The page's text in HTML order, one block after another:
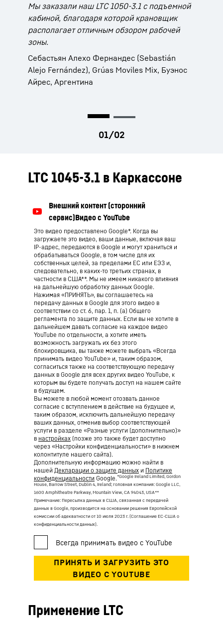
Мы заказали наш LTC 1050-3.1 с подъемной
кабиной, благодаря которой крановщик
располагает отличным обзором рабочей
зоны.
Себастьян Алехо Фернандес (Sebastián
Alejo Fernández), Grúas Moviles Mix, Буэнос
Айрес, Аргентина
Небольшой и маневренный, пунктуальный и
точный! Мы заказали наш LTC 1050-3.1 с
подъемной кабиной, поскольку с ней наш
оператор располагает отличным обзором
строительной площадки. Кроме того,
система VarioBase® и камера контроля
Петр Валигора (Peter Waligora), владелец
предприятия Auto-Kranbetrieb u.
LTC 1045-3.1 в Каркассоне
Это видео предоставлено Google*. Когда вы
загружаете это видео, ваши данные, включая ваш
IP-адрес, передаются в Google и могут храниться и
обрабатываться Google, в том числе для их
собственных целей, за пределами ЕС или ЕЭЗ и,
следовательно, в каких-то третьих странах, в
частности в США**. Мы не имеем никакого влияния
на дальнейшую обработку данных Google.
Нажимая «ПРИНЯТЬ», вы соглашаетесь на
передачу данных в Google для этого видео в
соответствии со ст. 6, пар. 1, п. (а) Общего
регламента по защите данных. Если вы не хотите в
дальнейшем давать согласие на каждое видео
YouTube по отдельности, а хотите иметь
возможность загружать их без этого
блокировщика, вы также можете выбрать «Всегда
принимать видео YouTube» и, таким образом,
согласиться также на соответствующую передачу
данных в Google для всех других видео YouTube, к
которым вы будете получать доступ на нашем сайте
в будущем.
Вы можете в любой момент отозвать данное
согласие с вступлением в действие на будущее и,
таким образом, исключить дальнейшую передачу
ваших данных, отменив выбор соответствующей
услуги в разделе «Разные услуги (дополнительно)»
в настройках (позже это также будет доступно
через «Настройки конфиденциальности» в нижнем
колонтитуле нашего сайта).
Дополнительную информацию можно найти в
нашей Декларации о защите данных и Политике
конфиденциальности Google.*Google Ireland Limited, Gordon
House, Barrow Street, Dublin 4, Ireland; головная компания: Google LLC,
1600 Amphitheatre Parkway, Mountain View, CA 94043, USA**
Примечание: Пересылка данных в США, связанная с передачей
данных в Google, производится на основании решения Европейской
комиссии об адекватности от 10 июля 2023 г. (Соглашение ЕС-США о
конфиденциальности данных).
Применение LTC